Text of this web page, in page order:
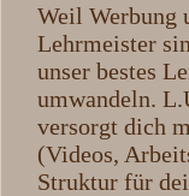
Weil Werbung
Lehrmeister
unser bestes
umwandeln.
versorgt dich
(Videos,
Struktur für